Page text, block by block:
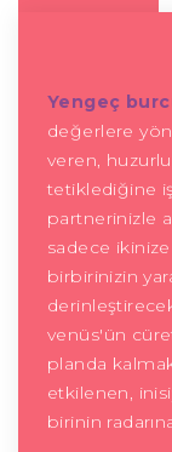
Yengeç
değerlere
veren, huzurlu
tetiklediğine
partnerinizle
sadece
birbirinizin
venüs'ün
planda
etkilenen,
birinin